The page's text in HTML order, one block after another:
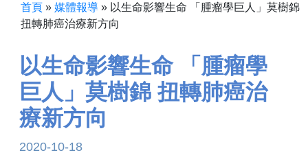
首頁 » 媒體報導 » 以生命影響生命 「腫瘤學巨人」莫樹錦
扭轉肺癌治療新方向
以生命影響生命 「腫瘤學
巨人」莫樹錦 扭轉肺癌治
療新方向
2020-10-18